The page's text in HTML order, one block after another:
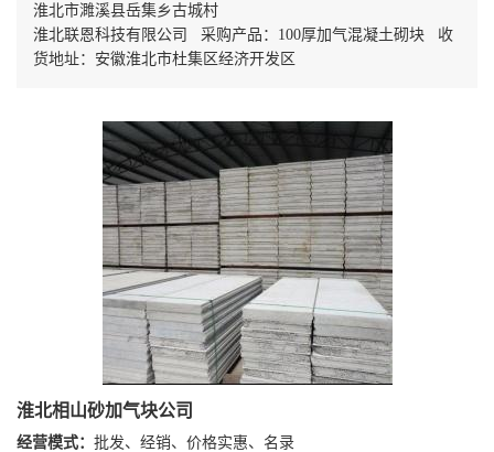
淮北市濉溪县岳集乡古城村
淮北联恩科技有限公司 采购产品：100厚加气混凝土砌块 收
货地址：安徽淮北市杜集区经济开发区
淮北相山砂加气块公司
经营模式： 批发、经销、价格实惠、名录